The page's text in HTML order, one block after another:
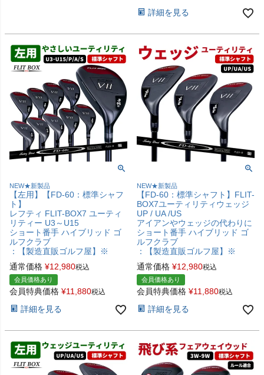
詳細を見る
NEW★新製品
【左用】【FD-60：標準シャフ
ト】
レフティ FLIT-BOX7 ユーティ
リティー U3～U15
ショート番手 ハイブリッド ゴ
ルフクラブ
：【製造直販ゴルフ屋】※
通常価格 ¥12,980税込
会員価格あり
会員特典価格 ¥11,880税込
詳細を見る
NEW★新製品
【FD-60：標準シャフト】FLIT-
BOX7ユーティリティウェッジ
UP / UA /US
アイアンやウェッジの代わりに
ショート番手 ハイブリッド ゴ
ルフクラブ
：【製造直販ゴルフ屋】※
通常価格 ¥12,980税込
会員価格あり
会員特典価格 ¥11,880税込
詳細を見る